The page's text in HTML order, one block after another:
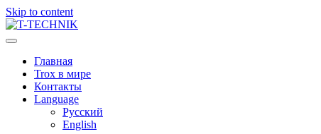
Skip to content
Главная
Trox в мире
Контакты
Language
Русский
English